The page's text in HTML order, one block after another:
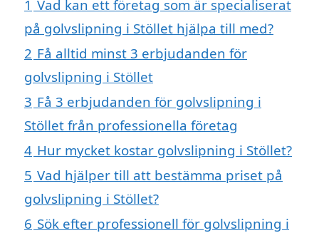
1 Vad kan ett företag som är specialiserat
på golvslipning i Stöllet hjälpa till med?
2 Få alltid minst 3 erbjudanden för
golvslipning i Stöllet
3 Få 3 erbjudanden för golvslipning i
Stöllet från professionella företag
4 Hur mycket kostar golvslipning i Stöllet?
5 Vad hjälper till att bestämma priset på
golvslipning i Stöllet?
6 Sök efter professionell för golvslipning i